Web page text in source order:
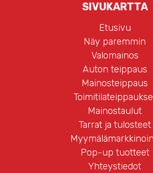
SIVUKARTTA
Etusivu
Näy paremmin
Valomainos
Auton teippaus
Mainosteippaus
Mainostaulut
Tarrat ja tulosteet
Pop-up tuotteet
Yhteystiedot